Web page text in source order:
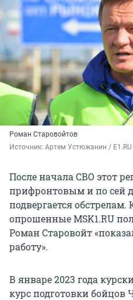
Роман Старовойтов
Источник: Артем Устюжанин / Е1.RU
После начала СВО этот
прифронтовым и по сей
подвергается
опрошенные MSK1.RU
Роман Старовойт
работу».
В январе 2023 года
курс подготовки бойцов